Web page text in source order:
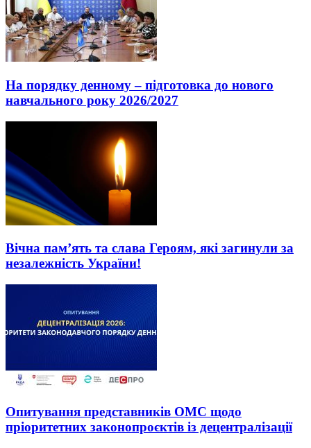
На порядку денному – підготовка до нового
навчального року 2026/2027
Вічна пам’ять та слава Героям, які загинули за
незалежність України!
Опитування представників ОМС щодо
пріоритетних законопроєктів із децентралізації